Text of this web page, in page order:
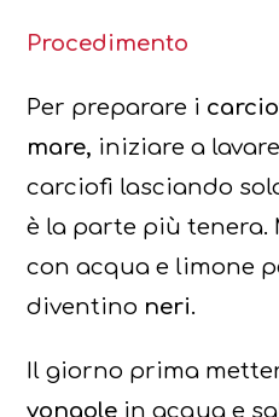
Procedimento
Per preparare i
mare, iniziare a
carciofi lasciando
è la parte più tenera.
con acqua e limone
diventino neri.
Il giorno prima
vongole in acqua e